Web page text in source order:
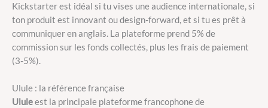
Kickstarter est idéal si tu vises une audience internationale, si
ton produit est innovant ou design-forward, et si tu es prêt à
communiquer en anglais. La plateforme prend 5% de
commission sur les fonds collectés, plus les frais de paiement
(3-5%).
Ulule : la référence française
Ululeest la principale plateforme francophone de